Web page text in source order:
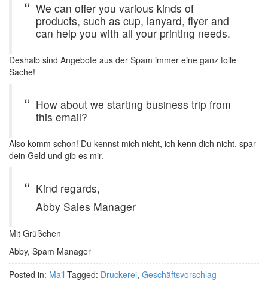
We can offer you various kinds of
products, such as cup, lanyard, flyer and
can help you with all your printing needs.
Deshalb sind Angebote aus der Spam immer eine ganz tolle
Sache!
How about we starting business trip from
this email?
Also komm schon! Du kennst mich nicht, ich kenn dich nicht, spar
dein Geld und gib es mir.
Kind regards,
Abby Sales Manager
Mit Grüßchen
Abby, Spam Manager
Posted in: Mail Tagged: Druckerei, Geschäftsvorschlag